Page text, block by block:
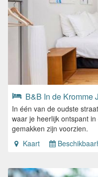
B&B In de Kromme
In één van de oudste
waar je heerlijk ontspant
gemakken zijn voorzien.
Kaart